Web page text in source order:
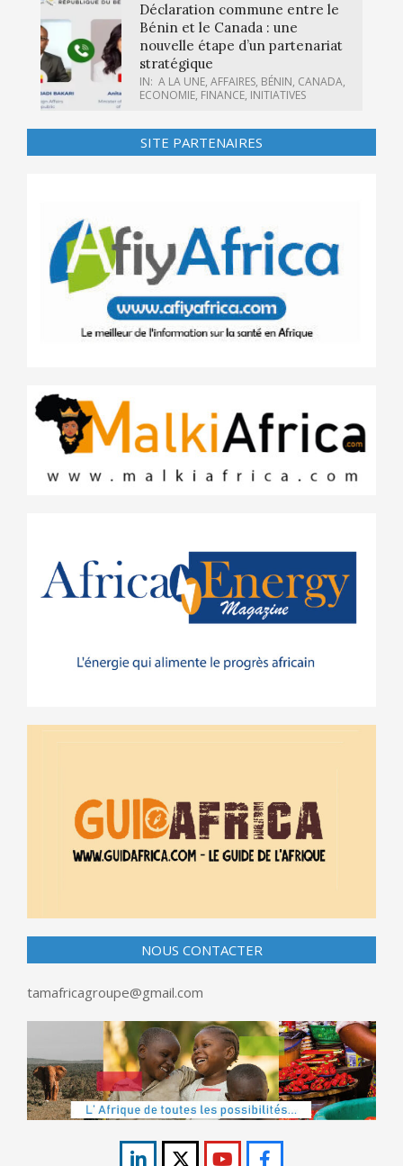
Déclaration commune entre le
Bénin et le Canada : une
nouvelle étape d’un partenariat
stratégique
IN: A LA UNE, AFFAIRES, BÉNIN, CANADA,
ECONOMIE, FINANCE, INITIATIVES
SITE PARTENAIRES
NOUS CONTACTER
tamafricagroupe@gmail.com